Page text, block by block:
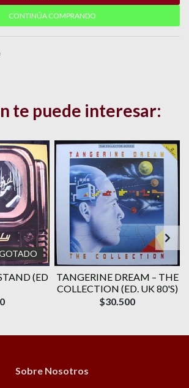
CONTINÚA COMPRANDO
te puede interesar:
(ED
TANGERINE DREAM – THE
COLLECTION (ED. UK 80'S)
$30.500
Sobre Nosotros